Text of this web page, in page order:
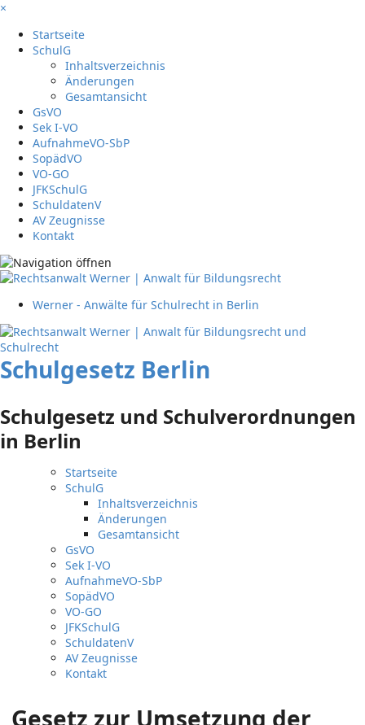
×
Startseite
SchulG
Inhaltsverzeichnis
Änderungen
Gesamtansicht
GsVO
Sek I-VO
AufnahmeVO-SbP
SopädVO
VO-GO
JFKSchulG
SchuldatenV
AV Zeugnisse
Kontakt
Werner - Anwälte für Schulrecht in Berlin
Schulgesetz Berlin
Schulgesetz und Schulverordnungen
in Berlin
Startseite
SchulG
Inhaltsverzeichnis
Änderungen
Gesamtansicht
GsVO
Sek I-VO
AufnahmeVO-SbP
SopädVO
VO-GO
JFKSchulG
SchuldatenV
AV Zeugnisse
Kontakt
Gesetz zur Umsetzung der